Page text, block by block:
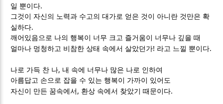
일 뿐이다.
그것이 자신의 노력과 수고의 대가로 얻은 것이 아니란 것만은 확
실하다.
깨어있음으로 나의 행복이 너무 크고 즐거움이 너무나 깊을 때
얼마나 멍청하고 비참한 상태 속에서 살았던가! 라고 느낄 뿐이다.
나로 가득 찬 나, 내 속에 너무나 많은 나로 인하여
아름답고 손으로 잡을 수 있는 행복이 가까이 있어도
자신이 만든 꿈속에서 , 환상 속에서 찾았기 때문이다.